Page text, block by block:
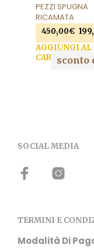
PEZZI SPUGNA
RICAMATA
450,00€ Il
era:
AGGIUNGI AL
CARRELLO
sconto
SOCIAL MEDIA
TERMINI E
Modalità Di